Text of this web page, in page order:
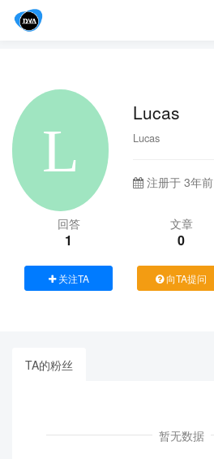
Lucas
Lucas
注册于 3年前
回答
1
文章
0
关注TA 向TA提问
TA的粉丝
暂无数据